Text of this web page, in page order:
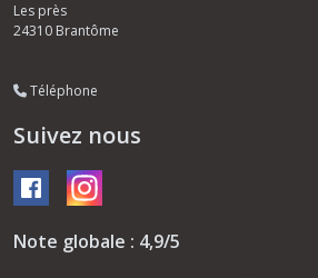
Les près
24310 Brantôme
Téléphone
Suivez nous
Note globale : 4,9/5